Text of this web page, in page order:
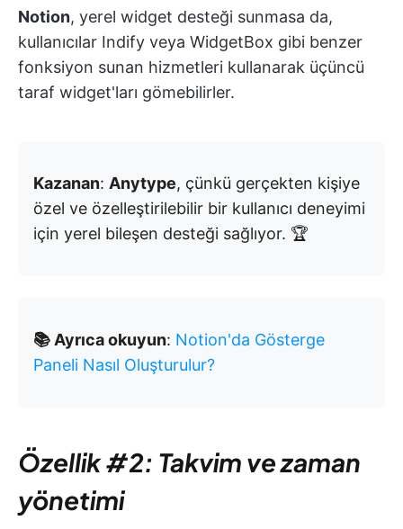
Notion, yerel widget desteği sunmasa da,
kullanıcılar Indify veya WidgetBox gibi benzer
fonksiyon sunan hizmetleri kullanarak üçüncü
taraf widget'ları gömebilirler.
Kazanan: Anytype, çünkü gerçekten kişiye
özel ve özelleştirilebilir bir kullanıcı deneyimi
için yerel bileşen desteği sağlıyor. 🏆
📚 Ayrıca okuyun: Notion'da Gösterge
Paneli Nasıl Oluşturulur?
Özellik #2: Takvim ve zaman
yönetimi